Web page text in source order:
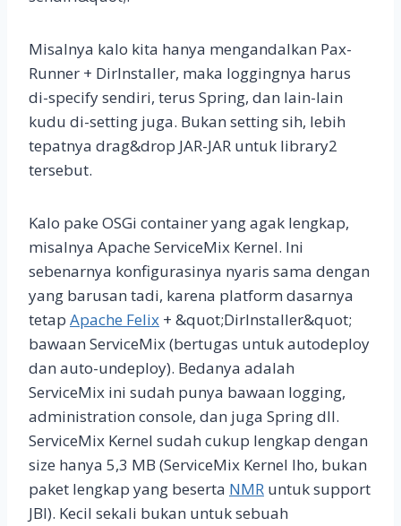
Misalnya kalo kita hanya mengandalkan Pax-
Runner + DirInstaller, maka loggingnya harus
di-specify sendiri, terus Spring, dan lain-lain
kudu di-setting juga. Bukan setting sih, lebih
tepatnya drag&drop JAR-JAR untuk library2
tersebut.
Kalo pake OSGi container yang agak lengkap,
misalnya Apache ServiceMix Kernel. Ini
sebenarnya konfigurasinya nyaris sama dengan
yang barusan tadi, karena platform dasarnya
tetap Apache Felix + &quot;DirInstaller&quot;
bawaan ServiceMix (bertugas untuk autodeploy
dan auto-undeploy). Bedanya adalah
ServiceMix ini sudah punya bawaan logging,
administration console, dan juga Spring dll.
ServiceMix Kernel sudah cukup lengkap dengan
size hanya 5,3 MB (ServiceMix Kernel lho, bukan
paket lengkap yang beserta NMR untuk support
JBI). Kecil sekali bukan untuk sebuah